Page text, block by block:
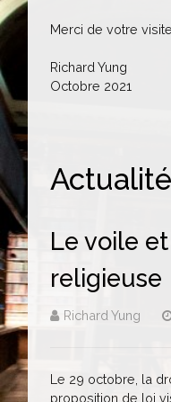
Merci de votre visite.
Richard Yung
Octobre 2021
Le voile
religieuse
Richard Yung
Le 29 octobre, la
proposition de loi